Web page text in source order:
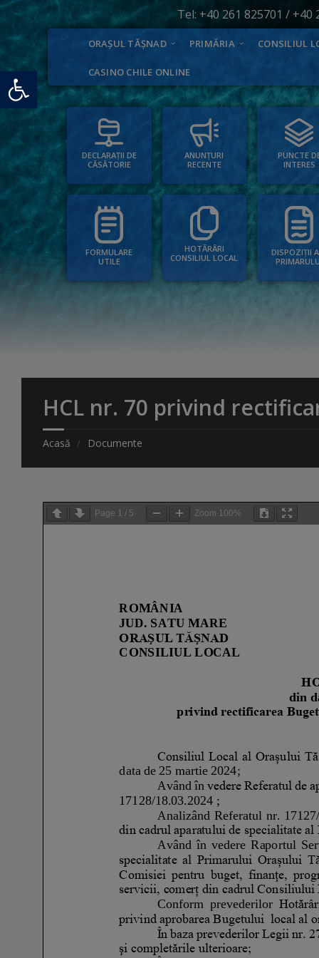
Deschide bara de unelte
Tel: +40 261 825701 / +40
ORAȘUL TĂȘNAD PRIMĂRIA CONSILIUL
CASINO CHILE ONLINE
DECLARAȚII DE
CĂSĂTORIE
ANUNȚURI
RECENTE
PUNCTE
INTERES
FORMULARE
UTILE
HOTĂRÂRI
CONSILIUL LOCAL
DISPOZIȚII
HCL nr. 70 privind
Acasă Documente
Page 1 / 5 Zoom 100%